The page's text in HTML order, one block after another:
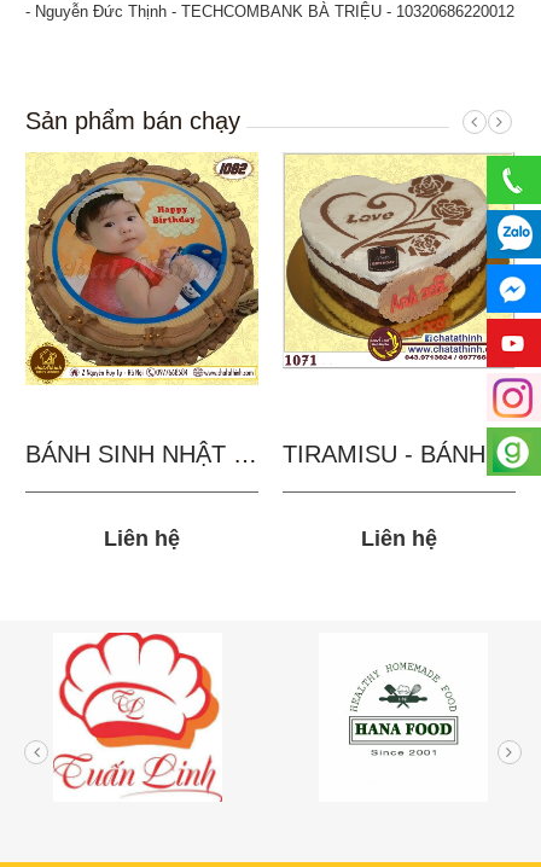
- Nguyễn Đức Thịnh - TECHCOMBANK BÀ TRIỆU - 10320686220012
Sản phẩm bán chạy
BÁNH SINH NHẬT IN...
Liên hệ
TIRAMISU - BÁNH TẶNG...
Liên hệ